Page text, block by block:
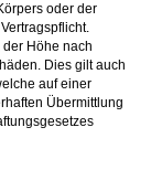
oder der
der Höhe nach
Dies gilt auch
auf einer
Übermittlung